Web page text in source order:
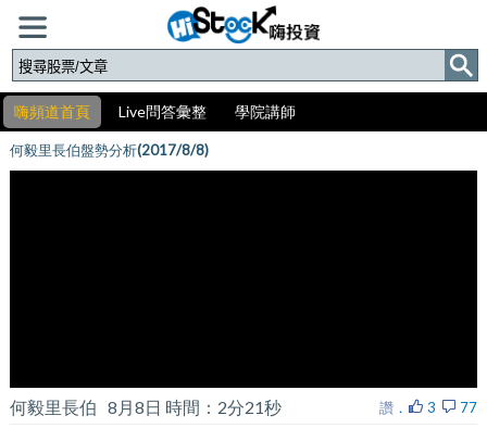
嗨頻道首頁 Live問答彙整 學院講師
何毅里長伯盤勢分析(2017/8/8)
何毅里長伯 8月8日 時間：2分21秒 讚 ． 3 77